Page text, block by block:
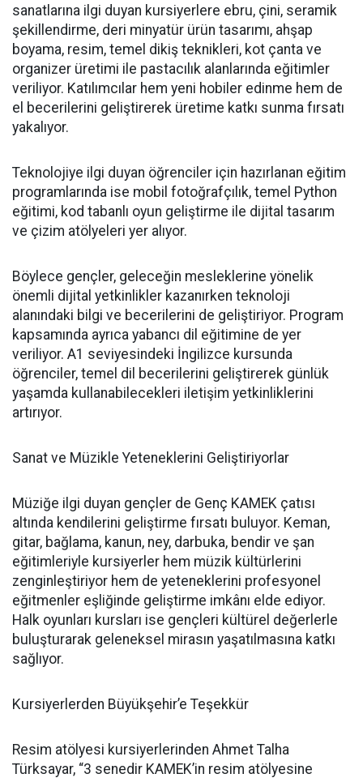
sanatlarına ilgi duyan kursiyerlere ebru, çini, seramik
şekillendirme, deri minyatür ürün tasarımı, ahşap
boyama, resim, temel dikiş teknikleri, kot çanta ve
organizer üretimi ile pastacılık alanlarında eğitimler
veriliyor. Katılımcılar hem yeni hobiler edinme hem de
el becerilerini geliştirerek üretime katkı sunma fırsatı
yakalıyor.
Teknolojiye ilgi duyan öğrenciler için hazırlanan eğitim
programlarında ise mobil fotoğrafçılık, temel Python
eğitimi, kod tabanlı oyun geliştirme ile dijital tasarım
ve çizim atölyeleri yer alıyor.
Böylece gençler, geleceğin mesleklerine yönelik
önemli dijital yetkinlikler kazanırken teknoloji
alanındaki bilgi ve becerilerini de geliştiriyor. Program
kapsamında ayrıca yabancı dil eğitimine de yer
veriliyor. A1 seviyesindeki İngilizce kursunda
öğrenciler, temel dil becerilerini geliştirerek günlük
yaşamda kullanabilecekleri iletişim yetkinliklerini
artırıyor.
Sanat ve Müzikle Yeteneklerini Geliştiriyorlar
Müziğe ilgi duyan gençler de Genç KAMEK çatısı
altında kendilerini geliştirme fırsatı buluyor. Keman,
gitar, bağlama, kanun, ney, darbuka, bendir ve şan
eğitimleriyle kursiyerler hem müzik kültürlerini
zenginleştiriyor hem de yeteneklerini profesyonel
eğitmenler eşliğinde geliştirme imkânı elde ediyor.
Halk oyunları kursları ise gençleri kültürel değerlerle
buluşturarak geleneksel mirasın yaşatılmasına katkı
sağlıyor.
Kursiyerlerden Büyükşehir’e Teşekkür
Resim atölyesi kursiyerlerinden Ahmet Talha
Türksayar, “3 senedir KAMEK’in resim atölyesine